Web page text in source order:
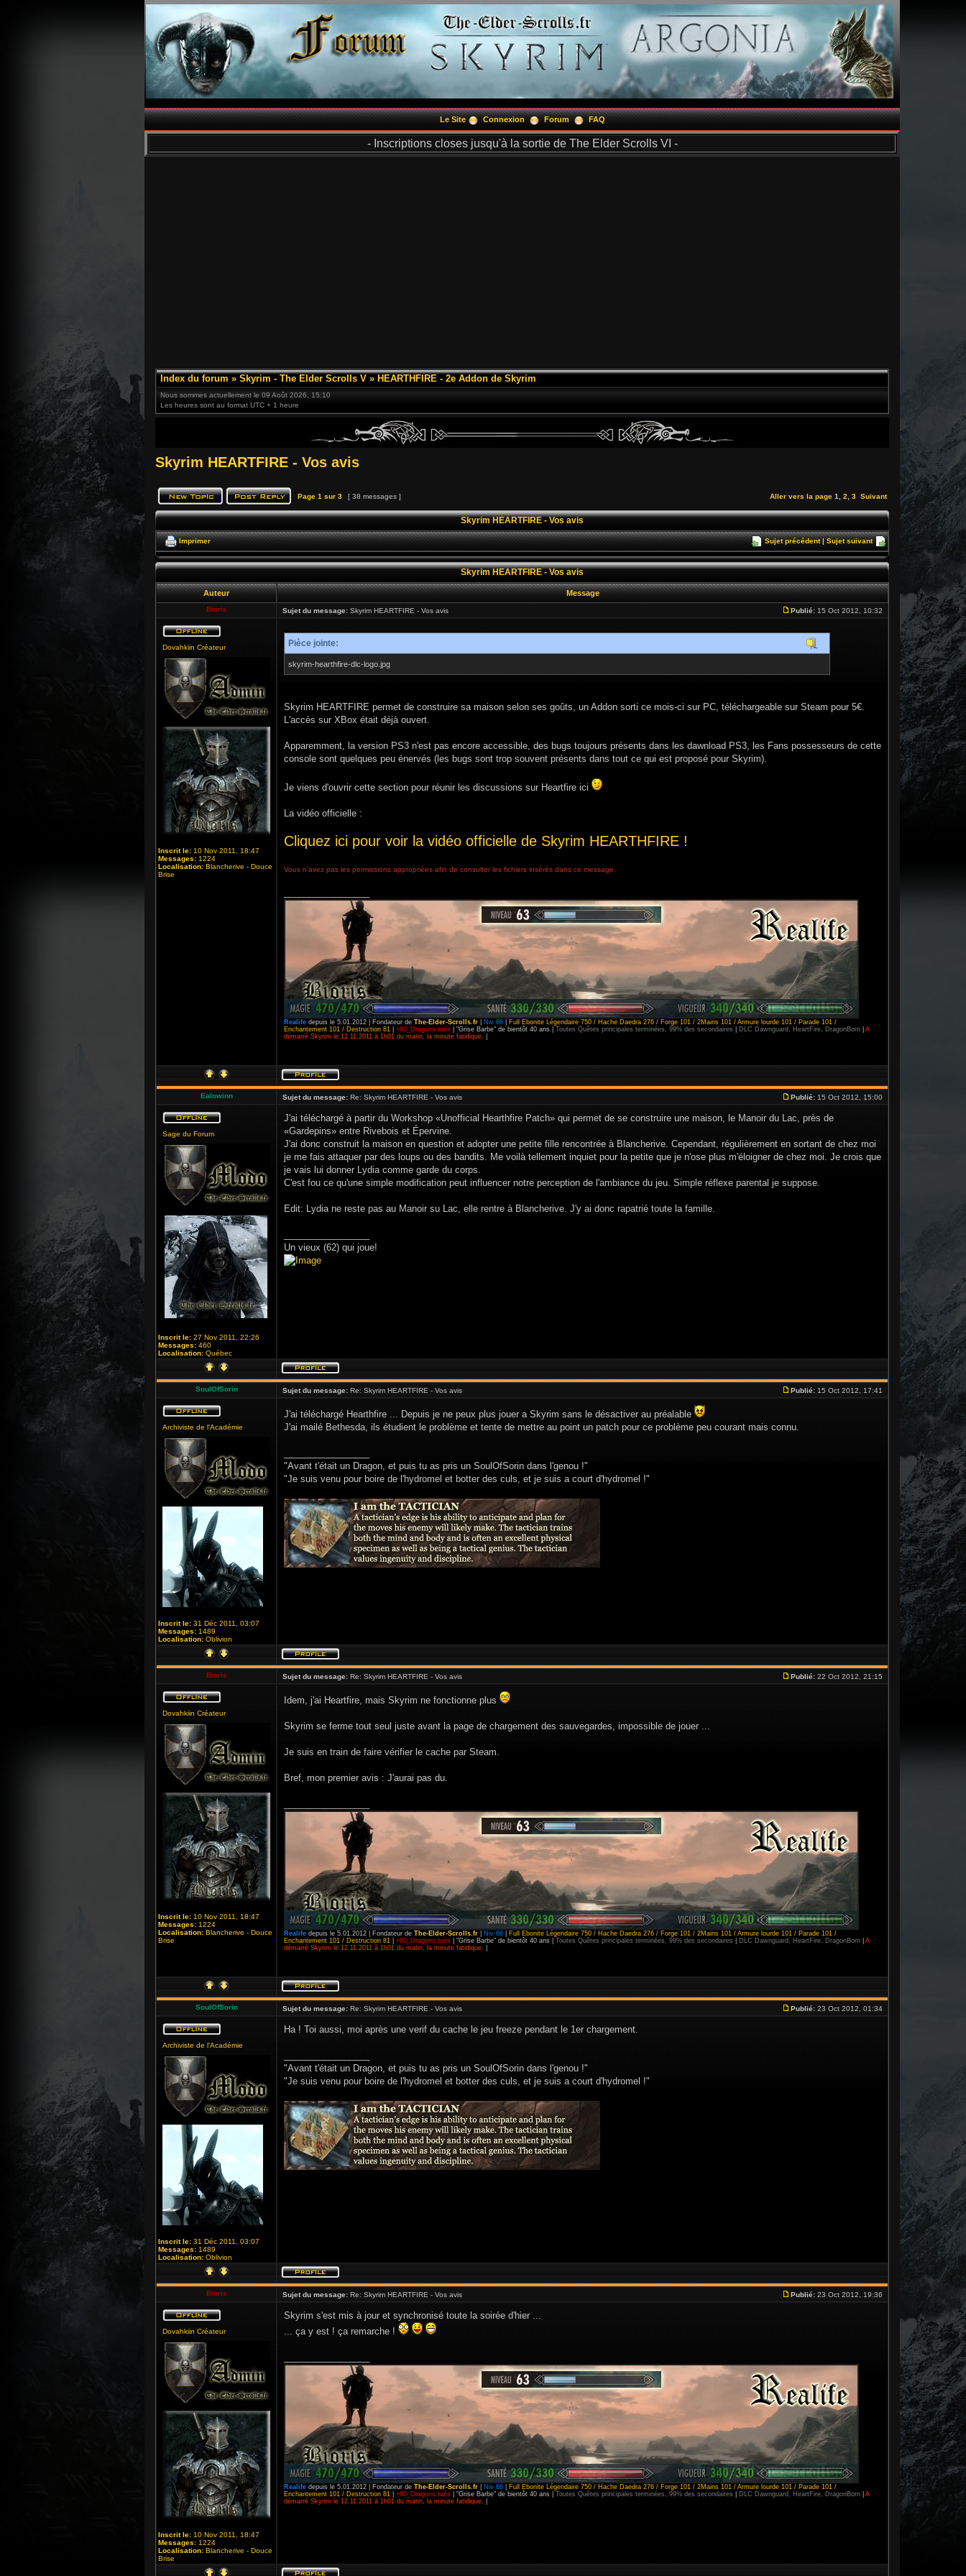
Le Site Connexion Forum FAQ
- Inscriptions closes jusqu'à la sortie de The Elder Scrolls VI -
Index du forum » Skyrim - The Elder Scrolls V » HEARTHFIRE - 2e Addon de Skyrim
Nous sommes actuellement le 09 Août 2026, 15:10
Les heures sont au format UTC + 1 heure
Skyrim HEARTFIRE - Vos avis
Page 1 sur 3 [ 38 messages ] Aller vers la page 1 2 3 Suivant
Skyrim HEARTFIRE - Vos avis
Imprimer Sujet précédent|Sujet suivant
Skyrim HEARTFIRE - Vos avis
Auteur Message
Bioris Sujet du message: Skyrim HEARTFIRE - Vos avis Publié: 15 Oct 2012, 10:32
Dovahkiin Créateur
Inscrit le: 10 Nov 2011, 18:47
Messages: 1224
Localisation: Blancherive - Douce
Brise
Pièce jointe:
skyrim-hearthfire-dlc-logo.jpg
Skyrim HEARTFIRE permet de construire sa maison selon ses goûts, un Addon sorti ce mois-ci sur PC, téléchargeable sur Steam pour 5€.
L'accès sur XBox était déjà ouvert.
Apparemment, la version PS3 n'est pas encore accessible, des bugs toujours présents dans les dawnload PS3, les Fans possesseurs de cette
console sont quelques peu énervés (les bugs sont trop souvent présents dans tout ce qui est proposé pour Skyrim).
Je viens d'ouvrir cette section pour réunir les discussions sur Heartfire ici
La vidéo officielle :
Cliquez ici pour voir la vidéo officielle de Skyrim HEARTHFIRE !
Vous n’avez pas les permissions appropriées afin de consulter les fichiers insérés dans ce message.
Realife depuis le 5.01.2012 | Fondateur de The-Elder-Scrolls.fr Niv 66
Full Ebonite Légendaire 750 / Hache Daedra 276 / Forge 101 / 2Mains 101 / Armure lourde 101 / Parade 101 /
Enchantement 101 / Destruction 81
+80_Dragons tués | "Grise Barbe" de bientôt 40 ans | Toutes Quêtes principales terminées, 99% des secondaires DLC Dawnguard, HeartFire, DragonBorn
A
démarré Skyrim le 12.11.2011 à 1h01 du matin, la minute fatidique.
Ealowinn Sujet du message: Re: Skyrim HEARTFIRE - Vos avis Publié: 15 Oct 2012, 15:00
Sage du Forum
Inscrit le: 27 Nov 2011, 22:26
Messages: 460
Localisation: Québec
J'ai téléchargé à partir du Workshop «Unofficial Hearthfire Patch» qui permet de se construire une maison, le Manoir du Lac, près de
«Gardepins» entre Rivebois et Épervine.
J'ai donc construit la maison en question et adopter une petite fille rencontrée à Blancherive. Cependant, régulièrement en sortant de chez moi
je me fais attaquer par des loups ou des bandits. Me voilà tellement inquiet pour la petite que je n'ose plus m'éloigner de chez moi. Je crois que
je vais lui donner Lydia comme garde du corps.
C'est fou ce qu'une simple modification peut influencer notre perception de l'ambiance du jeu. Simple réflexe parental je suppose.
Edit: Lydia ne reste pas au Manoir su Lac, elle rentre à Blancherive. J'y ai donc rapatrié toute la famille.
Un vieux (62) qui joue!
SoulOfSorin Sujet du message: Re: Skyrim HEARTFIRE - Vos avis Publié: 15 Oct 2012, 17:41
Archiviste de l'Académie
Inscrit le: 31 Déc 2011, 03:07
Messages: 1489
Localisation: Oblivion
J'ai téléchargé Hearthfire ... Depuis je ne peux plus jouer a Skyrim sans le désactiver au préalable
J'ai mailé Bethesda, ils étudient le problème et tente de mettre au point un patch pour ce problème peu courant mais connu.
"Avant t'était un Dragon, et puis tu as pris un SoulOfSorin dans l'genou !"
"Je suis venu pour boire de l'hydromel et botter des culs, et je suis a court d'hydromel !"
Bioris Sujet du message: Re: Skyrim HEARTFIRE - Vos avis Publié: 22 Oct 2012, 21:15
Dovahkiin Créateur
Inscrit le: 10 Nov 2011, 18:47
Messages: 1224
Localisation: Blancherive - Douce
Brise
Idem, j'ai Heartfire, mais Skyrim ne fonctionne plus
Skyrim se ferme tout seul juste avant la page de chargement des sauvegardes, impossible de jouer ...
Je suis en train de faire vérifier le cache par Steam.
Bref, mon premier avis : J'aurai pas du.
Realife depuis le 5.01.2012 | Fondateur de The-Elder-Scrolls.fr Niv 66
Full Ebonite Légendaire 750 / Hache Daedra 276 / Forge 101 / 2Mains 101 / Armure lourde 101 / Parade 101 /
Enchantement 101 / Destruction 81
+80_Dragons tués | "Grise Barbe" de bientôt 40 ans | Toutes Quêtes principales terminées, 99% des secondaires DLC Dawnguard, HeartFire, DragonBorn
A
démarré Skyrim le 12.11.2011 à 1h01 du matin, la minute fatidique.
SoulOfSorin Sujet du message: Re: Skyrim HEARTFIRE - Vos avis Publié: 23 Oct 2012, 01:34
Archiviste de l'Académie
Inscrit le: 31 Déc 2011, 03:07
Messages: 1489
Localisation: Oblivion
Ha ! Toi aussi, moi après une verif du cache le jeu freeze pendant le 1er chargement.
"Avant t'était un Dragon, et puis tu as pris un SoulOfSorin dans l'genou !"
"Je suis venu pour boire de l'hydromel et botter des culs, et je suis a court d'hydromel !"
Bioris Sujet du message: Re: Skyrim HEARTFIRE - Vos avis Publié: 23 Oct 2012, 19:36
Dovahkiin Créateur
Inscrit le: 10 Nov 2011, 18:47
Messages: 1224
Localisation: Blancherive - Douce
Brise
Skyrim s'est mis à jour et synchronisé toute la soirée d'hier ...
... ça y est ! ça remarche !
Realife depuis le 5.01.2012 | Fondateur de The-Elder-Scrolls.fr Niv 66
Full Ebonite Légendaire 750 / Hache Daedra 276 / Forge 101 / 2Mains 101 / Armure lourde 101 / Parade 101 /
Enchantement 101 / Destruction 81
+80_Dragons tués | "Grise Barbe" de bientôt 40 ans | Toutes Quêtes principales terminées, 99% des secondaires DLC Dawnguard, HeartFire, DragonBorn
A
démarré Skyrim le 12.11.2011 à 1h01 du matin, la minute fatidique.